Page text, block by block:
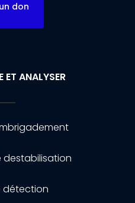
don
ET ANALYSER
destabilisation
détection